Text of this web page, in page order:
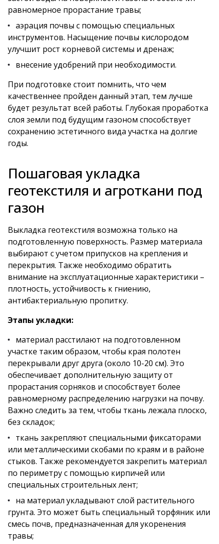
равномерное прорастание травы;
аэрация почвы с помощью специальных
инструментов. Насыщение почвы кислородом
улучшит рост корневой системы и дренаж;
внесение удобрений при необходимости.
При подготовке стоит помнить, что чем
качественнее пройден данный этап, тем лучше
будет результат всей работы. Глубокая проработка
слоя земли под будущим газоном способствует
сохранению эстетичного вида участка на долгие
годы.
Пошаговая укладка
геотекстиля и агроткани под
газон
Выкладка геотекстиля возможна только на
подготовленную поверхность. Размер материала
выбирают с учетом припусков на крепления и
перекрытия. Также необходимо обратить
внимание на эксплуатационные характеристики –
плотность, устойчивость к гниению,
антибактериальную пропитку.
Этапы укладки:
материал расстилают на подготовленном
участке таким образом, чтобы края полотен
перекрывали друг друга (около 10-20 см). Это
обеспечивает дополнительную защиту от
прорастания сорняков и способствует более
равномерному распределению нагрузки на почву.
Важно следить за тем, чтобы ткань лежала плоско,
без складок;
ткань закрепляют специальными фиксаторами
или металлическими скобами по краям и в районе
стыков. Также рекомендуется закрепить материал
по периметру с помощью кирпичей или
специальных строительных лент;
на материал укладывают слой растительного
грунта. Это может быть специальный торфяник или
смесь почв, предназначенная для укоренения
травы;